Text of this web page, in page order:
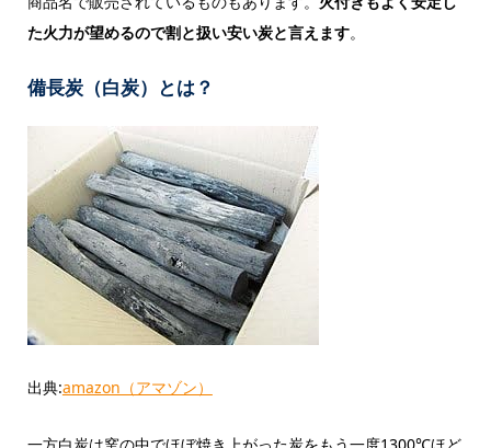
た火力が望めるので割と扱い安い炭と言えます。
備長炭（白炭） とは？
出典:amazon（アマゾン）